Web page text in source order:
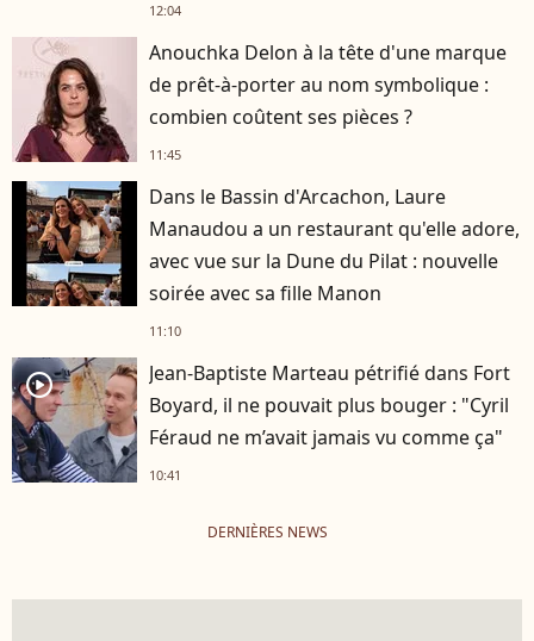
12:04
Anouchka Delon à la tête d'une marque
de prêt-à-porter au nom symbolique :
combien coûtent ses pièces ?
11:45
Dans le Bassin d'Arcachon, Laure
Manaudou a un restaurant qu'elle adore,
avec vue sur la Dune du Pilat : nouvelle
soirée avec sa fille Manon
11:10
player2
Jean-Baptiste Marteau pétrifié dans Fort
Boyard, il ne pouvait plus bouger : "Cyril
Féraud ne m’avait jamais vu comme ça"
10:41
DERNIÈRES NEWS